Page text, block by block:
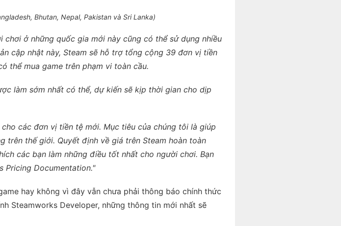
Bhutan, Nepal, Pakistan và Sri Lanka)
ở những quốc gia mới này cũng có thể sử dụng nhiều
cập nhật này, Steam sẽ hỗ trợ tổng cộng 39 đơn vị tiền
thể mua game trên phạm vi toàn cầu.
làm sớm nhất có thể, dự kiến sẽ kịp thời gian cho dịp
các đơn vị tiền tệ mới. Mục tiêu của chúng tôi là giúp
trên thế giới. Quyết định về giá trên Steam hoàn toàn
các bạn làm những điều tốt nhất cho người chơi. Bạn
Pricing Documentation."
hay không vì đây vẫn chưa phải thông báo chính thức
Steamworks Developer, những thông tin mới nhất sẽ